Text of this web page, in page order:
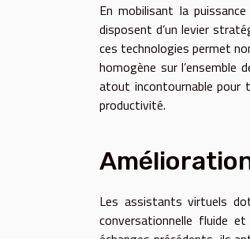
En mobilisant la
disposent d’un levier
ces technologies permet
homogène sur
atout incontournable pour
productivité.
Les assistants virtuels
conversationnelle fluide et